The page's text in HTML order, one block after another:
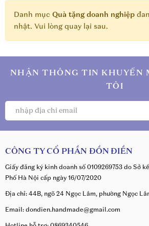
Danh mục Quà tặng doanh nghiệp
nhật. Vui lòng quay lại sau.
NHẬN THÔNG TIN KHUYẾN
TÔI
CÔNG TY CỔ PHẦN ĐỒN ĐIỀN
Giấy đăng ký kinh doanh số 0109269753 do Sở
Phố Hà Nội cấp ngày 16/07/2020
Địa chỉ: 44B, ngõ 24 Ngọc Lâm, phường Ngọc
Email: dondien.handmade@gmail.com